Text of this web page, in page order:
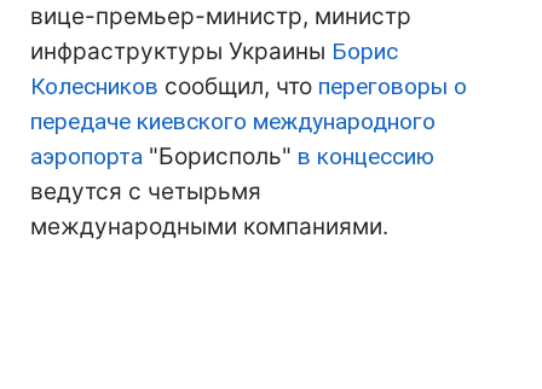
вице-премьер-министр, министр
инфраструктуры Украины Борис
Колесников сообщил, что переговоры о
передаче киевского международного
аэропорта "Борисполь" в концессию
ведутся с четырьмя
международными компаниями.